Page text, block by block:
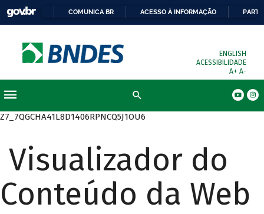
COMUNICA BR ACESSO À INFORMAÇÃO
ENGLISH
ACESSIBILIDADE
A+ A-
Z7_7QGCHA41L8D1406RPNCQ5J1OU6
Visualizador do
Conteúdo da Web